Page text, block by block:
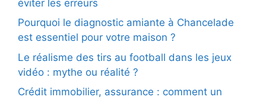
éviter les erreurs
Pourquoi le diagnostic amiante à Chancelade
est essentiel pour votre maison ?
Le réalisme des tirs au football dans les jeux
vidéo : mythe ou réalité ?
Crédit immobilier, assurance : comment un